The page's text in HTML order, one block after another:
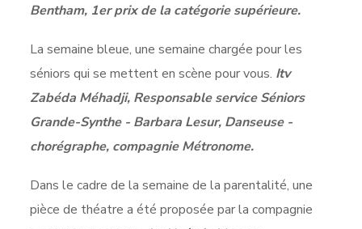
Bentham, 1er prix de la catégorie supérieure.
La semaine bleue, une semaine chargée pour les
séniors qui se mettent en scène pour vous. Itv
Zabéda Méhadji, Responsable service Séniors
Grande-Synthe - Barbara Lesur, Danseuse -
chorégraphe, compagnie Métronome.
Dans le cadre de la semaine de la parentalité, une
pièce de théatre a été proposée par la compagnie